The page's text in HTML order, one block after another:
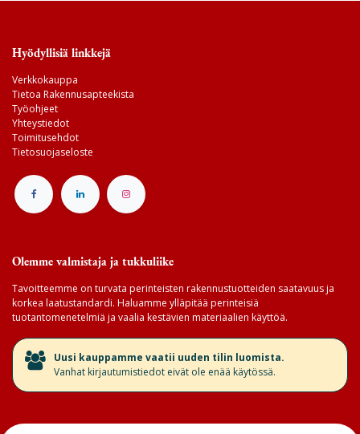
Hyödyllisiä linkkejä
Verkkokauppa
Tietoa Rakennusapteekista
Työohjeet
Yhteystiedot
Toimitusehdot
Tietosuojaseloste
Olemme valmistaja ja tukkuliike
Tavoitteemme on turvata perinteisten rakennustuotteiden saatavuus ja
korkea laatustandardi. Haluamme ylläpitää perinteisiä
tuotantomenetelmiä ja vaalia kestävien materiaalien käyttöä.
​Uusi kauppamme vaatii uuden tilin luomista.
Vanhat kirjautumistiedot eivät ole enää käytössä.